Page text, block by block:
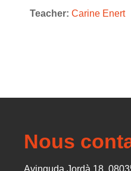
Teacher: Carine Enert
Nous
Avinguda Jordà 18,